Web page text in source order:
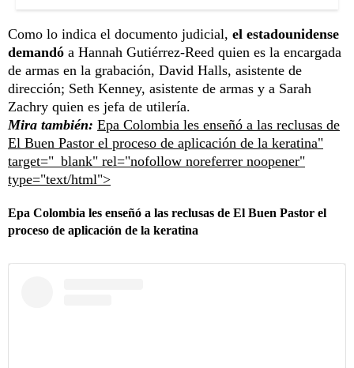
Como lo indica el documento judicial, el estadounidense
demandó a Hannah Gutiérrez-Reed quien es la encargada
de armas en la grabación, David Halls, asistente de
dirección; Seth Kenney, asistente de armas y a Sarah
Zachry quien es jefa de utilería.
Mira también: Epa Colombia les enseñó a las reclusas de
El Buen Pastor el proceso de aplicación de la keratina"
target="_blank" rel="nofollow noreferrer noopener"
type="text/html">
Epa Colombia les enseñó a las reclusas de El Buen Pastor el
proceso de aplicación de la keratina